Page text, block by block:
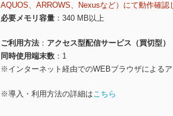
AQUOS、ARROWS、Nexusなど）にて動作確認
必要メモリ容量
340 MB以上
ご利用方法
アクセス型配信サービス（買切型）
同時使用端末数
1
※インターネット経由でのWEBブラウザによる
※導入・利用方法の詳細はこちら